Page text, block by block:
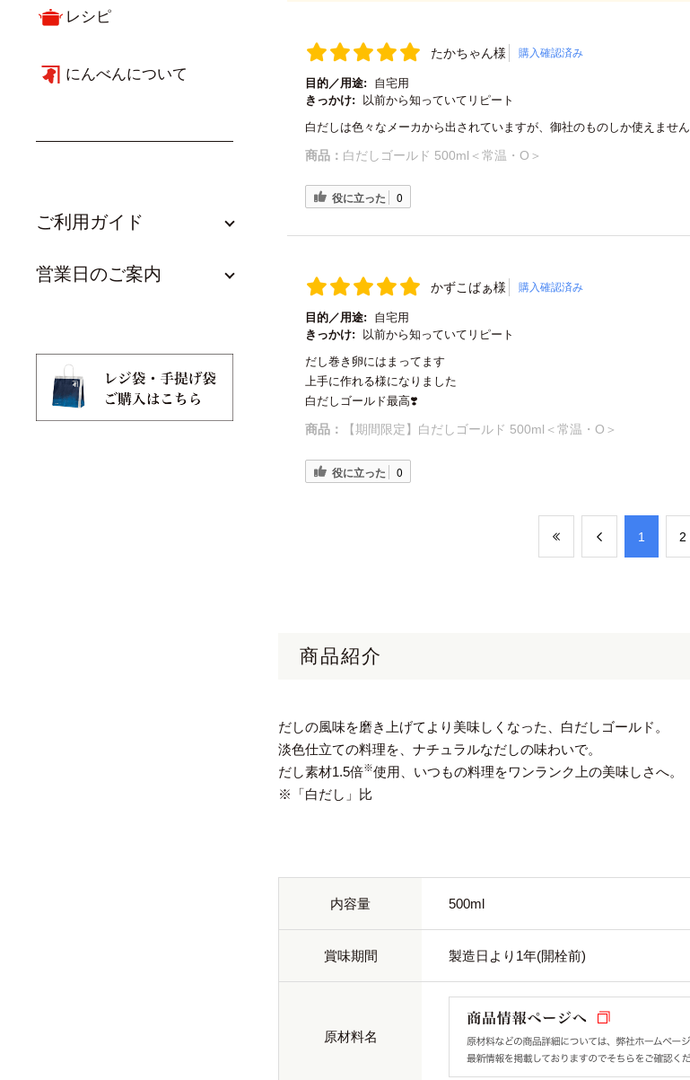
レシピ
にんべんについて
ご利用ガイド
営業日のご案内
たかちゃん様 購入確認済み
目的／用途:
自宅用
きっかけ:
以前から知っていてリピート
白だしは色々なメーカから出されていますが、御社のものしか使えません
商品： 白だしゴールド 500ml＜常温・O＞
役に立った 0
かずこばぁ様 購入確認済み
目的／用途:
自宅用
きっかけ:
以前から知っていてリピート
だし巻き卵にはまってます
上手に作れる様になりました
白だしゴールド最高❣️
商品： 【期間限定】白だしゴールド 500ml＜常温・O＞
役に立った 0
​1 ​2
商品紹介
だしの風味を磨き上げてより美味しくなった、白だしゴールド。
淡色仕立ての料理を、ナチュラルなだしの味わいで。
だし素材1.5倍※使用、いつもの料理をワンランク上の美味しさへ。
※「白だし」比
内容量 500ml
賞味期間 製造日より1年(開栓前)
原材料名